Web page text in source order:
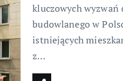
kluczowych wyzwań
budowlanego w
istniejących
z…